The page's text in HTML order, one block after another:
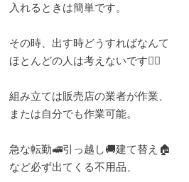
入れるときは簡単です。
その時、出す時どうすればなんて
ほとんどの人は考えないです🙂‍↕️
組み立ては販売店の業者が作業、
または自分でも作業可能。
急な転勤🚅引っ越し🚚建て替え🏠
など必ず出てくる不用品、